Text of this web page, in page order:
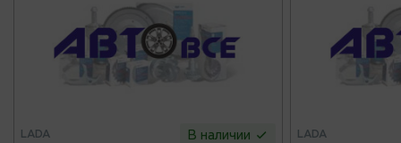
LADA В наличии LADA